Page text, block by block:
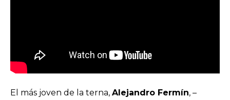
El más joven de la terna, Alejandro Fermín, –